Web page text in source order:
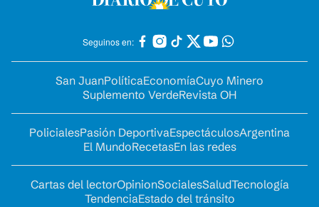
Seguinos en:
San JuanPolíticaEconomíaCuyo Minero
Suplemento VerdeRevista OH
PolicialesPasión DeportivaEspectáculosArgentina
El MundoRecetasEn las redes
Cartas del lectorOpinionSocialesSaludTecnología
TendenciaEstado del tránsito